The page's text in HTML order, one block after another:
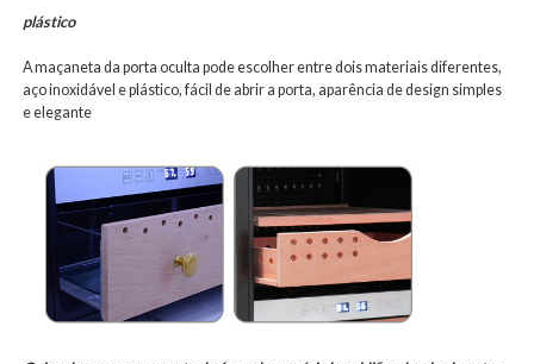
plástico
A maçaneta da porta oculta pode escolher entre dois materiais diferentes,
aço inoxidável e plástico, fácil de abrir a porta, aparência de design simples
e elegante